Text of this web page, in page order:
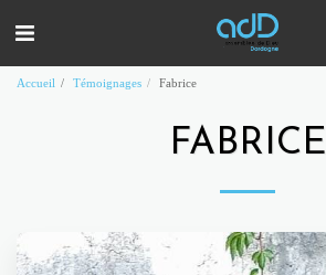
Accueil Témoignages Fabrice
FABRICE